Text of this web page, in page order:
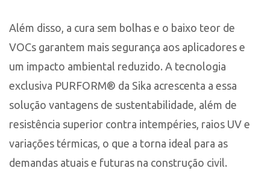
Além disso, a cura sem bolhas e o baixo teor de
VOCs garantem mais segurança aos aplicadores e
um impacto ambiental reduzido. A tecnologia
exclusiva PURFORM® da Sika acrescenta a essa
solução vantagens de sustentabilidade, além de
resistência superior contra intempéries, raios UV e
variações térmicas, o que a torna ideal para as
demandas atuais e futuras na construção civil.